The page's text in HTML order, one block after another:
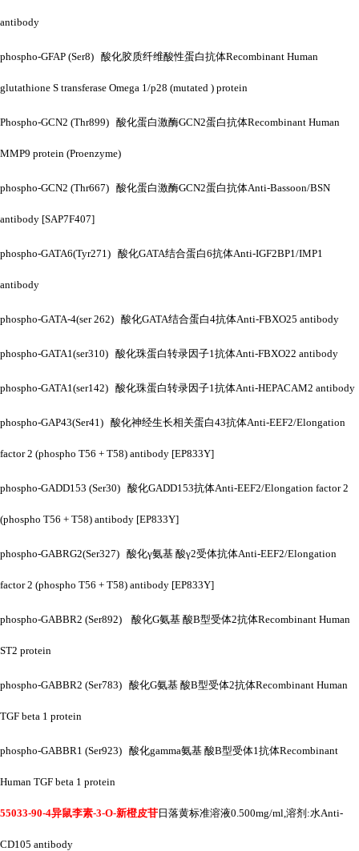
antibody
phospho-GFAP (Ser8) 酸化胶质纤维酸性蛋白抗体Recombinant Human
glutathione S transferase Omega 1/p28 (mutated ) protein
Phospho-GCN2 (Thr899) 酸化蛋白激酶GCN2蛋白抗体Recombinant Human
MMP9 protein (Proenzyme)
phospho-GCN2 (Thr667) 酸化蛋白激酶GCN2蛋白抗体Anti-Bassoon/BSN
antibody [SAP7F407]
phospho-GATA6(Tyr271) 酸化GATA结合蛋白6抗体Anti-IGF2BP1/IMP1
antibody
phospho-GATA-4(ser 262) 酸化GATA结合蛋白4抗体Anti-FBXO25 antibody
phospho-GATA1(ser310) 酸化珠蛋白转录因子1抗体Anti-FBXO22 antibody
phospho-GATA1(ser142) 酸化珠蛋白转录因子1抗体Anti-HEPACAM2 antibody
phospho-GAP43(Ser41) 酸化神经生长相关蛋白43抗体Anti-EEF2/Elongation
factor 2 (phospho T56 + T58) antibody [EP833Y]
phospho-GADD153 (Ser30) 酸化GADD153抗体Anti-EEF2/Elongation factor 2
(phospho T56 + T58) antibody [EP833Y]
phospho-GABRG2(Ser327) 酸化γ氨基 酸γ2受体抗体Anti-EEF2/Elongation
factor 2 (phospho T56 + T58) antibody [EP833Y]
phospho-GABBR2 (Ser892) 酸化G氨基 酸B型受体2抗体Recombinant Human
ST2 protein
phospho-GABBR2 (Ser783) 酸化G氨基 酸B型受体2抗体Recombinant Human
TGF beta 1 protein
phospho-GABBR1 (Ser923) 酸化gamma氨基 酸B型受体1抗体Recombinant
Human TGF beta 1 protein
55033-90-4异鼠李素-3-O-新橙皮苷 日落黄标准溶液0.500mg/ml,溶剂:水Anti-
CD105 antibody